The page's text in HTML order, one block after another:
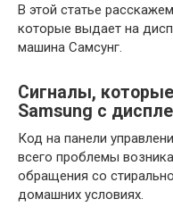
В этой статье
которые выдает на
машина Самсунг.
Сигналы,
Samsung с
Код на панели
всего проблемы
обращения со
домашних условиях.